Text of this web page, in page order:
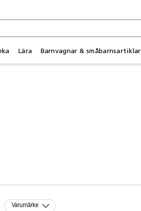
Lära Barnvagnar & småbarnsartiklar
Varumärke